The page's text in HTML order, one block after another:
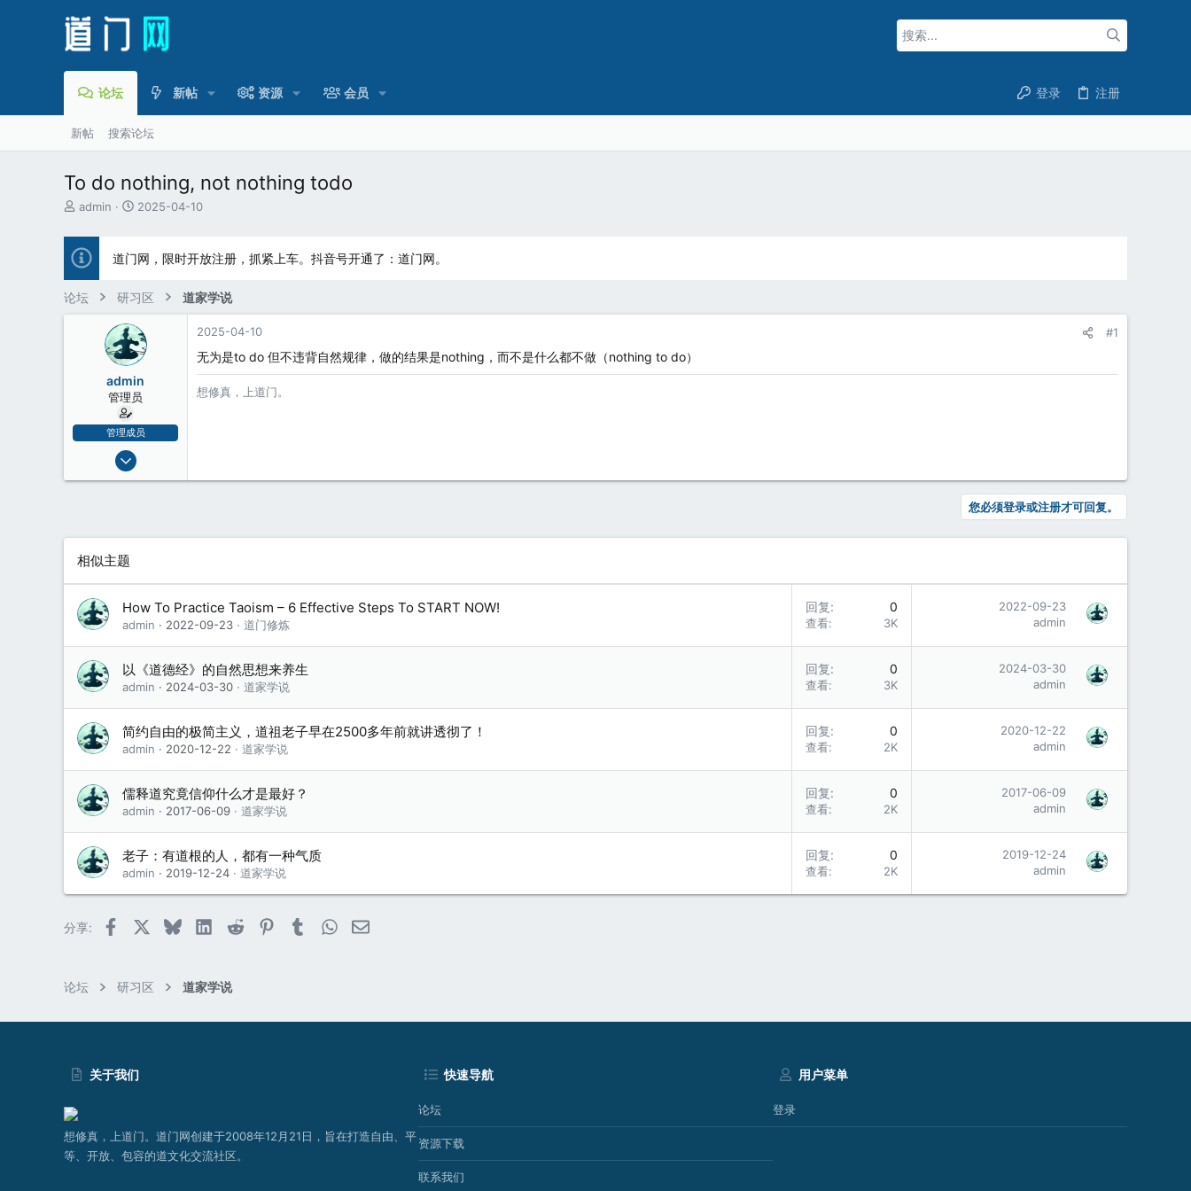
论坛 新帖 资源 会员 登录 注册
新帖 搜索论坛
To do nothing, not nothing todo
主
发
起
人
admin
开
间
2025-04-10
道门网，限时开放注册，抓紧上车。抖音号开通了：道门网。
论坛 研习区 道家学说
admin
管理员
管理成员
2008-12-21
2025-04-10 #1
无为是to do 但不违背自然规律，做的结果是nothing，而不是什么都不做（nothing to do）
想修真，上道门。
您必须登录或注册才可回复。
相似主题
How To Practice Taoism – 6 Effective Steps To START NOW!
admin 2022-09-23 道门修炼
回复 0
查看 3K
2022-09-23
admin
以《道德经》的自然思想来养生
admin 2024-03-30 道家学说
回复 0
查看 3K
2024-03-30
admin
简约自由的极简主义，道祖老子早在2500多年前就讲透彻了！
admin 2020-12-22 道家学说
回复 0
查看 2K
2020-12-22
admin
儒释道究竟信仰什么才是最好？
admin 2017-06-09 道家学说
回复 0
查看 2K
2017-06-09
admin
老子：有道根的人，都有一种气质
admin 2019-12-24 道家学说
回复 0
查看 2K
2019-12-24
admin
分享: FacebookX (Twitter)
BlueskyLinkedIn
Reddit PinterestTumblrWhatsApp
邮件
论坛 研习区 道家学说
关于我们
想修真，上道门。道门网创建于2008年12月21日，旨在打造自由、平
等、开放、包容的道文化交流社区。
快速导航
论坛
资源下载
联系我们
用户菜单
登录